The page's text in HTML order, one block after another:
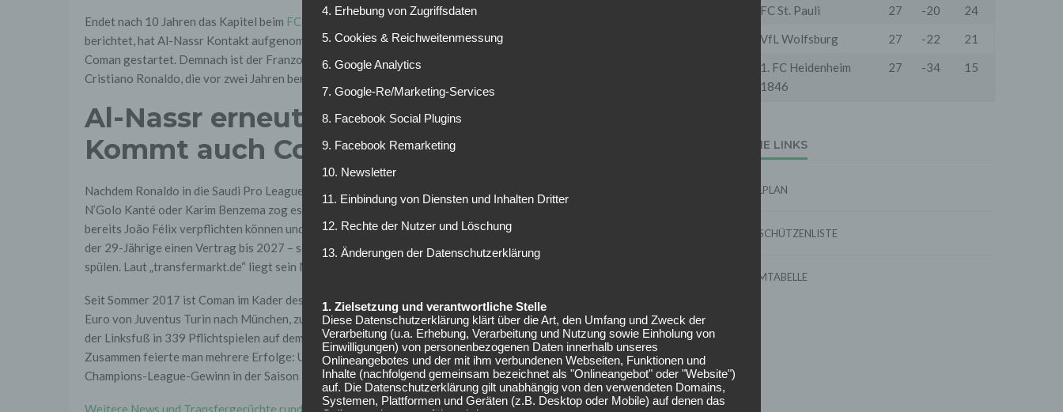
Endet nach 10 Jahren das Kapitel beim FC Bayern München
? Wie Transferexperte Fabrizio Romano exklusiv
berichtet, hat Al-Nassr Kontakt aufgenommen und die Verhandlungen bezüglich eines Transfers von Kingsley
Coman gestartet. Demnach ist der Franzose Ziel Nummer 1 für die Flügelposition des Klubs von Weltstar
Cristiano Ronaldo, die vor zwei Jahren bereits Sadio Mané aus München lockten.
Al-Nassr erneut im Transfer-Rausch –
Kommt auch Coman?
Nachdem Ronaldo in die Saudi Pro League gewechselt war, boomte das Geschäft in Saudi-Arabien. Spieler wie
N’Golo Kanté oder Karim Benzema zog es ebenfalls dorthin. Wird jetzt Coman der nächste? Al-Nassr hat
bereits João Félix verpflichten können und schon bald soll auch Iñigo Martínez aufschlagen. In München besitzt
der 29-Jährige einen Vertrag bis 2027 – so könnte er den Bayern noch eine Stange Geld in die Vereinskassen
spülen. Laut „transfermarkt.de“ liegt sein Marktwert inzwischen bei 30 Millionen Euro.
Seit Sommer 2017 ist Coman im Kader des deutschen Rekordmeisters. Er wechselte damals für 21 Millionen
Euro von Juventus Turin nach München, zuvor aber erstmal für zwei Jahre auf Leihbasis. Für die Bayern stand
der Linksfuß in 339 Pflichtspielen auf dem Platz und schoss 72 Tore und legte 71 weitere Treffer vor.
Zusammen feierte man mehrere Erfolge: Unter anderem neun Meistertitel, drei Pokalsiege und einmal den
Champions-League-Gewinn in der Saison 2019/20.
Weitere News und Transfergerüchte rund um den deutschen Fußball findest du hier >>>
FC St. Pauli 27 -20
24
VfL Wolfsburg 27 -22
21
1. FC Heidenheim
1846
27 -34 15
EXTERNE LINKS
SPIELPLAN
TORSCHÜTZENLISTE
FORMTABELLE
4. Erhebung von Zugriffsdaten
5. Cookies & Reichweitenmessung
6. Google Analytics
7. Google-Re/Marketing-Services
8. Facebook Social Plugins
9. Facebook Remarketing
10. Newsletter
11. Einbindung von Diensten und Inhalten Dritter
12. Rechte der Nutzer und Löschung
13. Änderungen der Datenschutzerklärung
1. Zielsetzung und verantwortliche Stelle
Diese Datenschutzerklärung klärt über die Art, den Umfang und Zweck der
Verarbeitung (u.a. Erhebung, Verarbeitung und Nutzung sowie Einholung von
Einwilligungen) von personenbezogenen Daten innerhalb unseres
Onlineangebotes und der mit ihm verbundenen Webseiten, Funktionen und
Inhalte (nachfolgend gemeinsam bezeichnet als "Onlineangebot" oder "Website")
auf. Die Datenschutzerklärung gilt unabhängig von den verwendeten Domains,
Systemen, Plattformen und Geräten (z.B. Desktop oder Mobile) auf denen das